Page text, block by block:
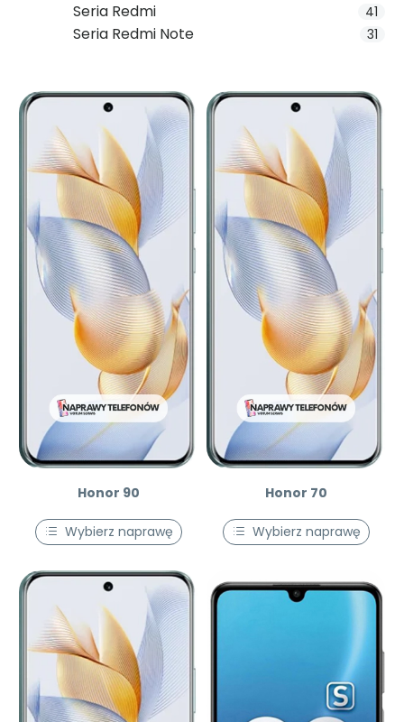
Seria Redmi 41
Seria Redmi Note 31
Honor 90
Wybierz naprawę
Honor 70
Wybierz naprawę